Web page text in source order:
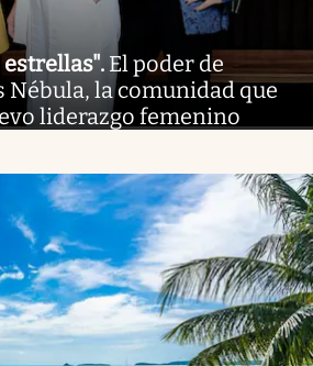
estrellas". El poder de
Nébula, la comunidad que
liderazgo femenino